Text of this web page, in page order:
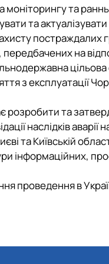
моніторингу та
та
на
з експлуатації
розробити та
наслідків
та Київській
інформаційних,
проведення в